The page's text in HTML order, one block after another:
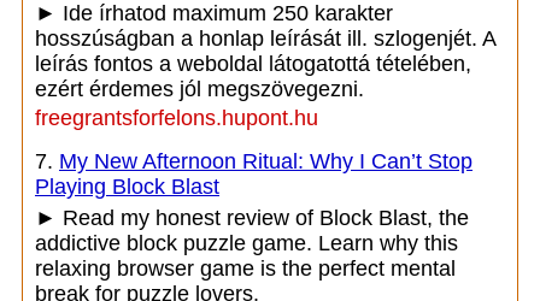
► Ide írhatod maximum 250 karakter
hosszúságban a honlap leírását ill. szlogenjét. A
leírás fontos a weboldal látogatottá tételében,
ezért érdemes jól megszövegezni.
freegrantsforfelons.hupont.hu
7. My New Afternoon Ritual: Why I Can’t Stop
Playing Block Blast
► Read my honest review of Block Blast, the
addictive block puzzle game. Learn why this
relaxing browser game is the perfect mental
break for puzzle lovers.